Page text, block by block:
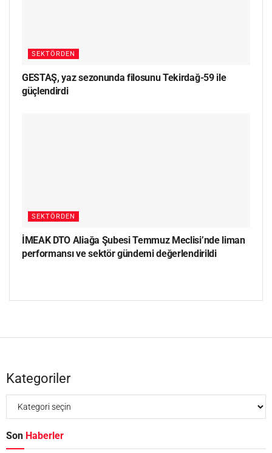
SEKTÖRDEN
GESTAŞ, yaz sezonunda filosunu Tekirdağ-59 ile
güçlendirdi
SEKTÖRDEN
İMEAK DTO Aliağa Şubesi Temmuz Meclisi’nde liman
performansı ve sektör gündemi değerlendirildi
Kategoriler
Son Haberler